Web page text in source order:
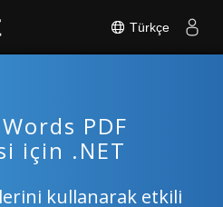
Türkçe
PDF
için .NET
kullanarak etkili